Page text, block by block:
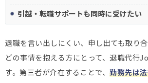
引越・転職サポートも同時に受けたい
退職を言い出しにくい、申し出ても取り
どの事情を抱える方にとって、退職代行
す。第三者が介在することで、 勤務先は